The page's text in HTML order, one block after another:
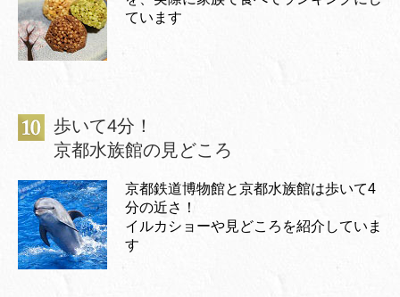
ています
歩いて4分！
京都水族館の見どころ
京都鉄道博物館と京都水族館は歩いて4
分の近さ！
イルカショーや見どころを紹介していま
す